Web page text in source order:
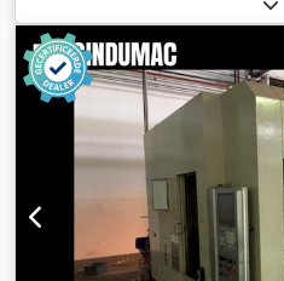
Spindelbevestiging: BT 30
spindel: Spiltoerentallen: ca.
- 10000 mm / min. Snelle
min. Spindelaandrijving: 7 kW
Elektriciteit. Verbinding: 400 V,
ruimte: 2500 x 1500 x 1450